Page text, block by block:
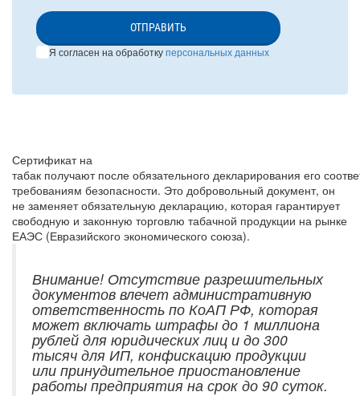
ОТПРАВИТЬ
Я согласен на обработкуперсональных данных
Сертификат на
табак получают после обязательного декларирования его
требованиям безопасности. Это добровольный документ, он
не заменяет обязательную декларацию, которая гарантирует
свободную и законную торговлю табачной продукции на рынке
ЕАЭС (Евразийского экономического союза).
Внимание! Отсутствие разрешительных
документов влечет административную
ответственность по КоАП РФ, которая
может включать штрафы до 1 миллиона
рублей для юридических лиц и до 300
тысяч для ИП, конфискацию продукции
или принудительное приостановление
работы предприятия на срок до 90 суток.